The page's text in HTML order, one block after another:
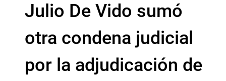
Julio De Vido sumó
otra condena judicial
por la adjudicación de